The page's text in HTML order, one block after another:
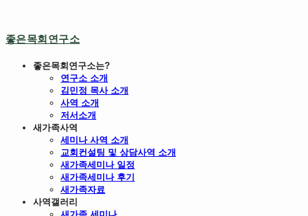
좋은목회연구소
좋은목회연구소는?
연구소 소개
김민정 목사 소개
사역 소개
저서소개
새가족사역
세미나 사역 소개
교회컨설팅 및 상담사역 소개
새가족세미나 일정
새가족세미나 후기
새가족자료
사역갤러리